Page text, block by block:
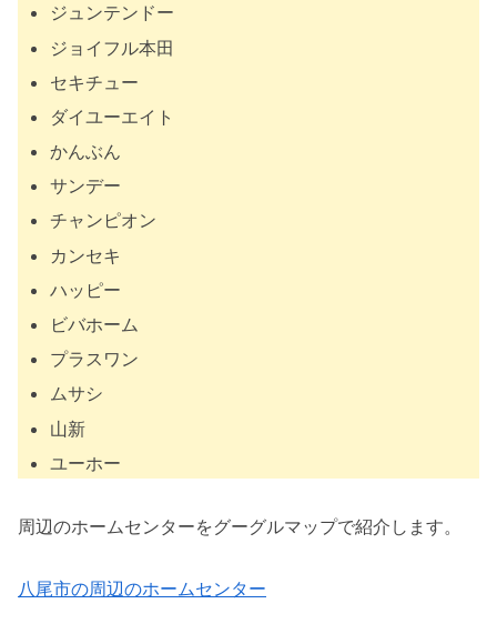
ジュンテンドー
ジョイフル本田
セキチュー
ダイユーエイト
かんぶん
サンデー
チャンピオン
カンセキ
ハッピー
ビバホーム
プラスワン
ムサシ
山新
ユーホー
周辺のホームセンターをグーグルマップで紹介します。
八尾市の周辺のホームセンター